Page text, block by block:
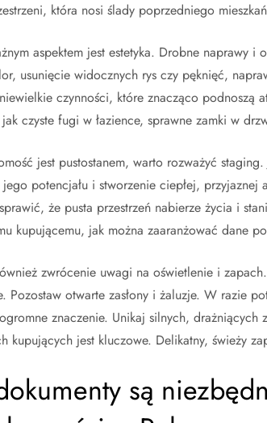
która nosi ślady poprzedniego
aspektem jest estetyka. Drobne naprawy
usunięcie widocznych rys czy pęknięć,
czynności, które znacząco podnoszą
czyste fugi w łazience, sprawne zamki w
jest pustostanem, warto rozważyć
potencjału i stworzenie ciepłej,
że pusta przestrzeń nabierze życia i
kupującemu, jak można zaaranżować dane
zwrócenie uwagi na oświetlenie i
Pozostaw otwarte zasłony i żaluzje. W razie
znaczenie. Unikaj silnych,
kupujących jest kluczowe. Delikatny, świeży
są